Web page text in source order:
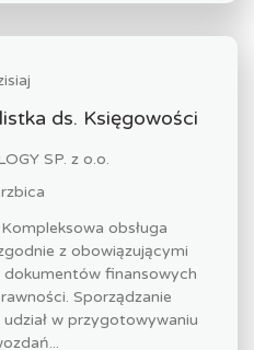
ds. Księgowości
SP. z o.o.
obsługa
z obowiązującymi
dokumentów finansowych
Sporządzanie
w przygotowywaniu